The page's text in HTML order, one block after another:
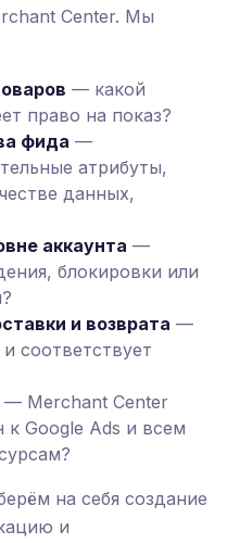
Center. Мы
— какой
право на показ?
фида —
атрибуты,
данных,
аккаунта —
блокировки или
и возврата —
соответствует
— Merchant Center
Google Ads и всем
на себя создание
и